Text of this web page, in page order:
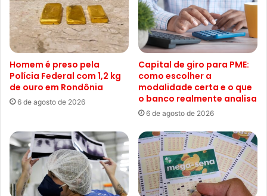
Homem é preso pela
Polícia Federal com 1,2 kg
de ouro em Rondônia
6 de agosto de 2026
Capital de giro para PME:
como escolher a
modalidade certa e o que
o banco realmente analisa
6 de agosto de 2026